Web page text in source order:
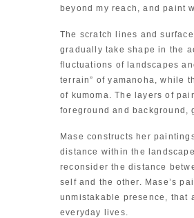
beyond my reach, and paint
The scratch lines and
gradually take shape in the
fluctuations of landscapes
terrain” of yamanoha, while
of kumoma. The layers of
foreground and background,
Mase constructs her
distance within the
reconsider the distance
self and the other. Mase’s
unmistakable presence,
everyday lives.